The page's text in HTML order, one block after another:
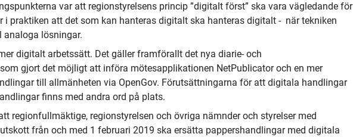
var att regionstyrelsens princip ”digitalt först” ska vara vägledande för
i praktiken att det som kan hanteras digitalt ska hanteras digitalt - när tekniken
analoga lösningar.
digitalt arbetssätt. Det gäller framförallt det nya diarie- och
gjort det möjligt att införa mötesapplikationen NetPublicator och en mer
till allmänheten via OpenGov. Förutsättningarna för att digitala handlingar
finns med andra ord på plats.
regionfullmäktige, regionstyrelsen och övriga nämnder och styrelser med
från och med 1 februari 2019 ska ersätta pappershandlingar med digitala